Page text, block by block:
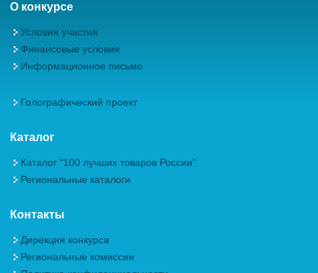
О конкурсе
Условия участия
Финансовые условия
Информационное письмо
Голографический проект
Каталог
Каталог "100 лучших товаров России"
Региональные каталоги
Контакты
Дирекция конкурса
Региональные комиссии